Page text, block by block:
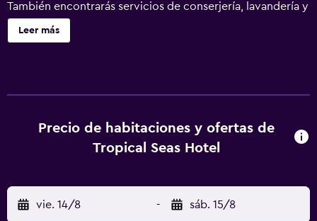
También encontrarás servicios de conserjería, lavandería y
servicio de recepción 24 horas. Se ofrece servicio de
cambio de toallas a petición. Tropical Seas Hotel ofrece 97
suscripción. Este hotel en Myrtle Beach ofrece acceso a
Internet wifi gratis. Los servicios para las personas de
planchar con plancha y cambio de toallas. Se ofrece
servicio de limpieza todos los días. Los servicios de ocio y
Leer más
Precio de habitaciones y ofertas de
Tropical Seas Hotel
vie. 14/8 - sáb. 15/8